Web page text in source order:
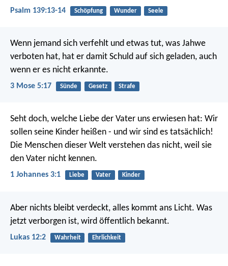
Psalm 139:13-14 Schöpfung Wunder Seele
Wenn jemand sich verfehlt und etwas tut, was Jahwe
verboten hat, hat er damit Schuld auf sich geladen, auch
wenn er es nicht erkannte.
3 Mose 5:17 Sünde Gesetz Strafe
Seht doch, welche Liebe der Vater uns erwiesen hat: Wir
sollen seine Kinder heißen - und wir sind es tatsächlich!
Die Menschen dieser Welt verstehen das nicht, weil sie
den Vater nicht kennen.
1 Johannes 3:1 Liebe Vater Kinder
Aber nichts bleibt verdeckt, alles kommt ans Licht. Was
jetzt verborgen ist, wird öffentlich bekannt.
Lukas 12:2 Wahrheit Ehrlichkeit